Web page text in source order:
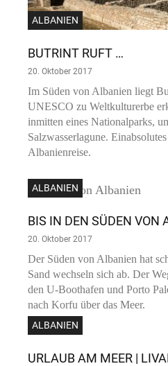
ALBANIEN
BUTRINT RUFT …
20. Oktober 2017
Im Süden von Albanien liegt
UNESCO zu Weltkulturerbe
inmitten eines Nationalparks,
Salzwasserlagune.
Albanienreise.
ALBANIEN
BIS IN DEN SÜDEN VON
20. Oktober 2017
Der Süden von Albanien hat
Sand wechseln sich ab. Der
den U-Boothafen und Porto
nach Korfu über das Meer.
ALBANIEN
URLAUB AM MEER |